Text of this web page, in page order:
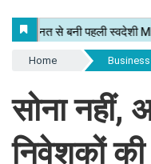
Home Business
सोना नहीं,
निवेशकों